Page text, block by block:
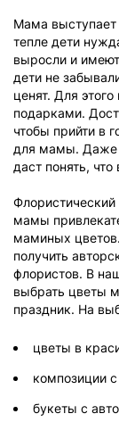
Мама
тепле дети
выросли и
дети не
ценят. Для
подарками.
чтобы прийти в
для мамы. Даже
даст понять,
Флористический
мамы
маминых
получить
флористов. В
выбрать цветы
праздник. На
цветы в
композиции
букеты с